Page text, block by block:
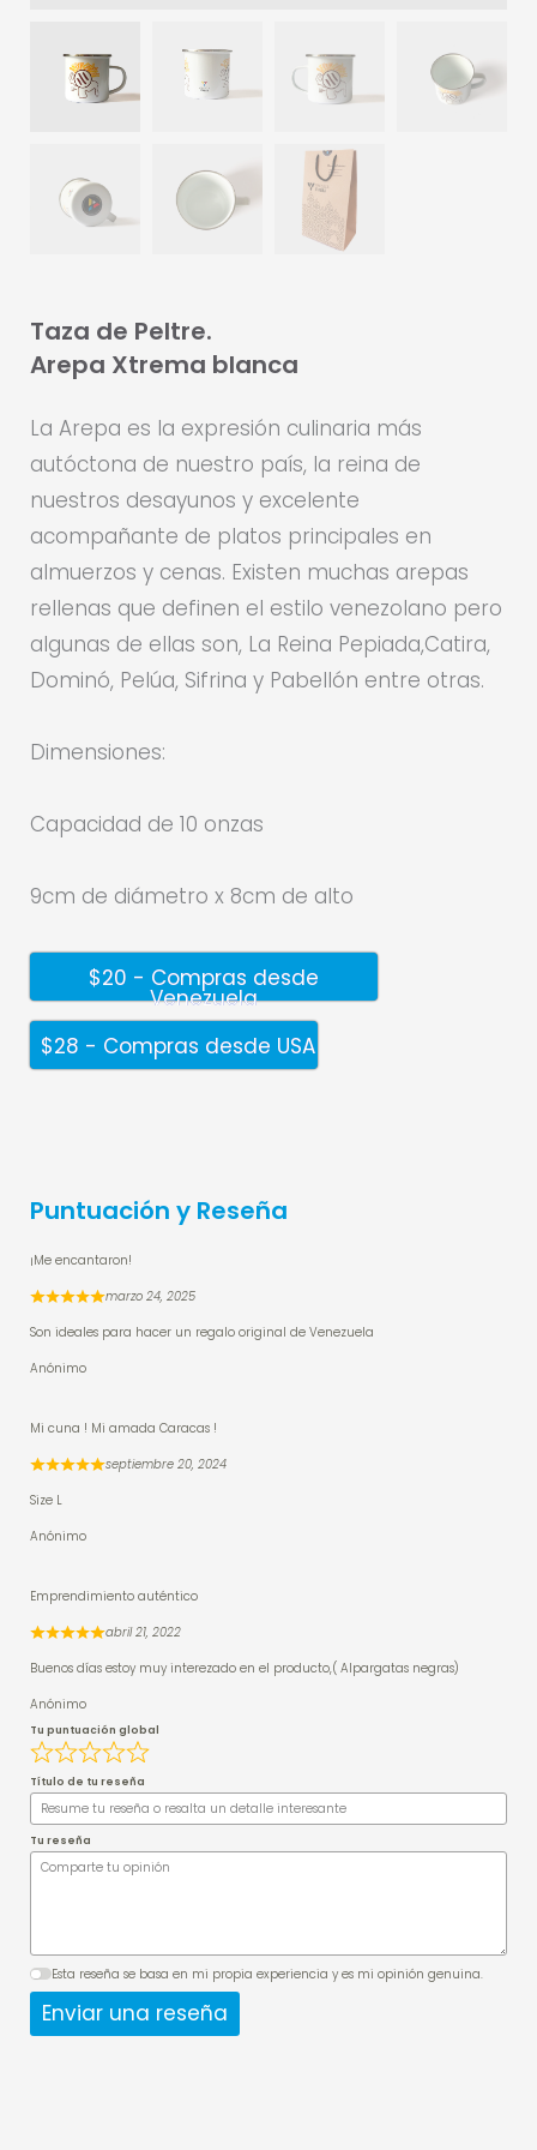
Taza de Peltre.
Arepa Xtrema blanca
La Arepa es la expresión culinaria más
autóctona de nuestro país, la reina de
nuestros desayunos y excelente
acompañante de platos principales en
almuerzos y cenas. Existen muchas arepas
rellenas que definen el estilo venezolano pero
algunas de ellas son, La Reina Pepiada,Catira,
Dominó, Pelúa, Sifrina y Pabellón entre otras.
Dimensiones:
Capacidad de 10 onzas
9cm de diámetro x 8cm de alto
$20 - Compras desde
Venezuela
$28 - Compras desde USA
Puntuación y Reseña
¡Me encantaron!
marzo 24, 2025
Son ideales para hacer un regalo original de Venezuela
Anónimo
Mi cuna ! Mi amada Caracas !
septiembre 20, 2024
Size L
Anónimo
Emprendimiento auténtico
abril 21, 2022
Buenos días estoy muy interezado en el producto,( Alpargatas negras)
Anónimo
Tu puntuación global
Título de tu reseña
Tu reseña
Esta reseña se basa en mi propia experiencia y es mi opinión genuina.
Enviar una reseña